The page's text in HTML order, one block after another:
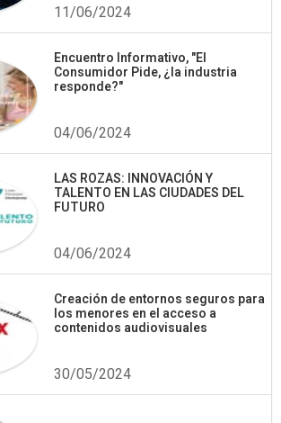
11/06/2024
Encuentro Informativo, "El
Consumidor Pide, ¿la industria
responde?"
04/06/2024
LAS ROZAS: INNOVACIÓN Y
TALENTO EN LAS CIUDADES DEL
FUTURO
04/06/2024
Creación de entornos seguros para
los menores en el acceso a
contenidos audiovisuales
30/05/2024